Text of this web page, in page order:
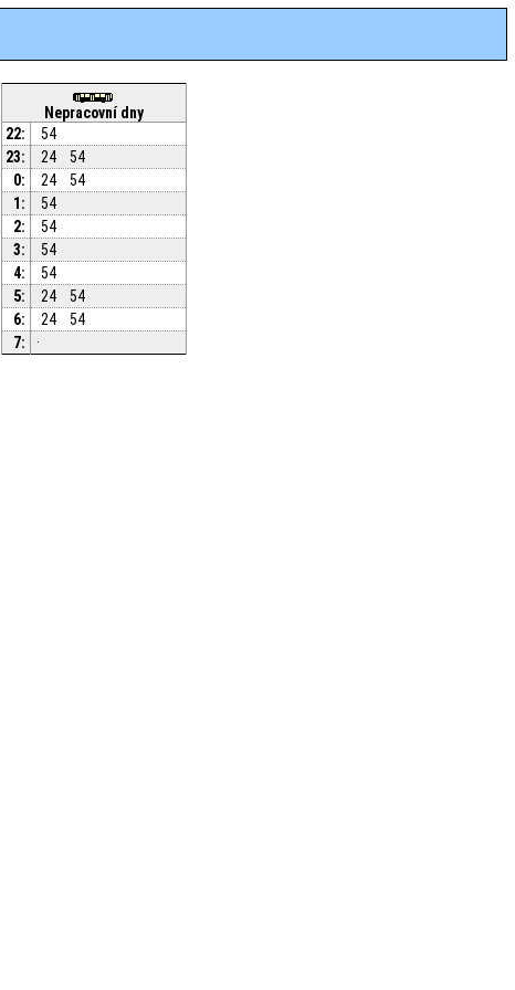
Nepracovní dny
22:
54
23:
24
54
0:
24
54
1:
54
2:
54
3:
54
4:
54
5:
24
54
6:
24
54
7:
·